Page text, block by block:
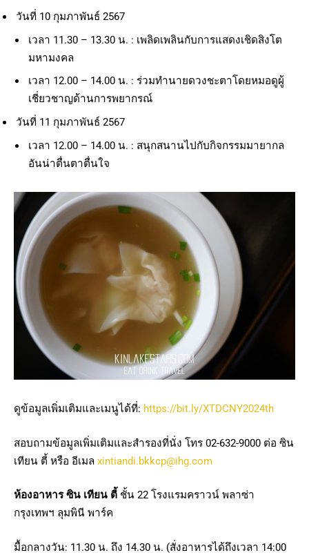
วันที่ 10 กุมภาพันธ์ 2567
เวลา 11.30 – 13.30 น. : เพลิดเพลินกับการแสดงเชิดสิงโต
มหามงคล
เวลา 12.00 – 14.00 น. : ร่วมทำนายดวงชะตาโดยหมอดูผู้
เชี่ยวชาญด้านการพยากรณ์
วันที่ 11 กุมภาพันธ์ 2567
เวลา 12.00 – 14.00 น. : สนุกสนานไปกับกิจกรรมมายากล
อันน่าตื่นตาตื่นใจ
ดูข้อมูลเพิ่มเติมและเมนูได้ที่: https://bit.ly/XTDCNY2024th
สอบถามข้อมูลเพิ่มเติมและสำรองที่นั่ง โทร 02-632-9000 ต่อ ซิน
เทียน ตี้ หรือ อีเมล xintiandi.bkkcp@ihg.com
ห้องอาหาร ซิน เทียน ตี้ ชั้น 22 โรงแรมคราวน์ พลาซ่า
กรุงเทพฯ ลุมพินี พาร์ค
มื้อกลางวัน: 11.30 น. ถึง 14.30 น. (สั่งอาหารได้ถึงเวลา 14:00